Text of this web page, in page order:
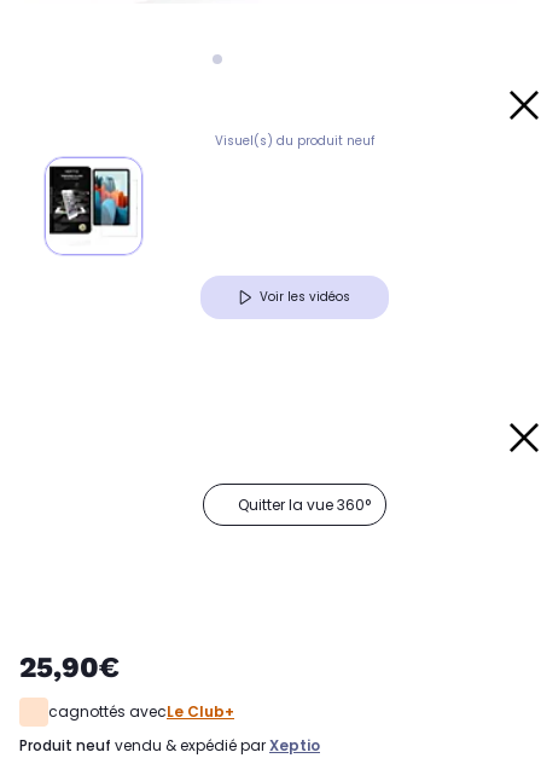
Visuel(s) du produit neuf
Voir les vidéos
Quitter la vue 360°
25,90€
cagnottés avecLe Club+
produit neuf vendu & expédié parXeptio